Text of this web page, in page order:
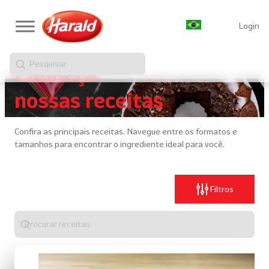
Login
Pesquisar
Conheça
nossas receitas
Confira as principais receitas. Navegue entre os formatos e
tamanhos para encontrar o ingrediente ideal para você.
Filtros
Digite
algo
para
realizar